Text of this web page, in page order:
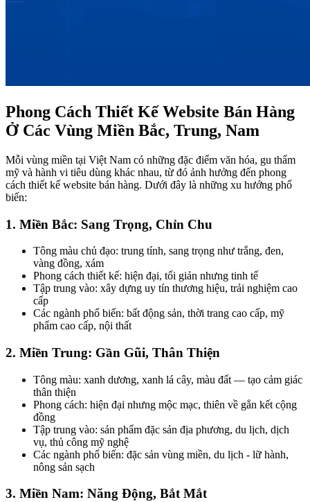
Phong Cách Thiết Kế Website Bán Hàng
Ở Các Vùng Miền Bắc, Trung, Nam
Mỗi vùng miền tại Việt Nam có những đặc điểm văn hóa, gu thẩm
mỹ và hành vi tiêu dùng khác nhau, từ đó ảnh hưởng đến phong
cách thiết kế website bán hàng. Dưới đây là những xu hướng phổ
biến:
1. Miền Bắc: Sang Trọng, Chỉn Chu
Tông màu chủ đạo: trung tính, sang trọng như trắng, đen,
vàng đồng, xám
Phong cách thiết kế: hiện đại, tối giản nhưng tinh tế
Tập trung vào: xây dựng uy tín thương hiệu, trải nghiệm cao
cấp
Các ngành phổ biến: bất động sản, thời trang cao cấp, mỹ
phẩm cao cấp, nội thất
2. Miền Trung: Gần Gũi, Thân Thiện
Tông màu: xanh dương, xanh lá cây, màu đất — tạo cảm giác
thân thiện
Phong cách: hiện đại nhưng mộc mạc, thiên về gắn kết cộng
đồng
Tập trung vào: sản phẩm đặc sản địa phương, du lịch, dịch
vụ, thủ công mỹ nghệ
Các ngành phổ biến: đặc sản vùng miền, du lịch - lữ hành,
nông sản sạch
3. Miền Nam: Năng Động, Bắt Mắt